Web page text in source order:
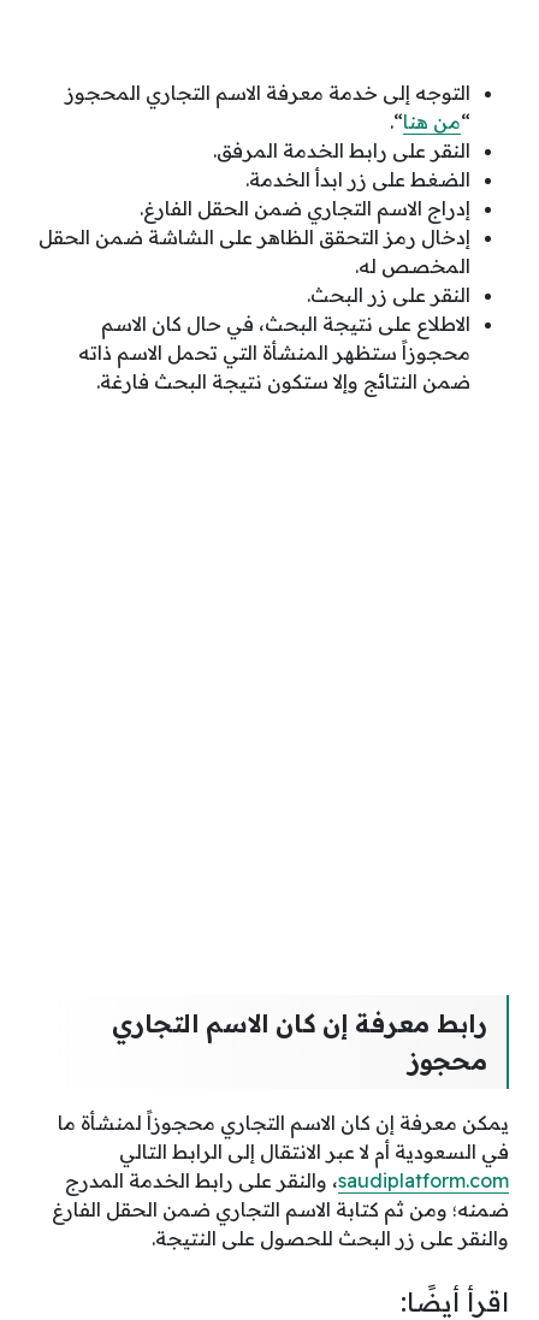
التوجه إلى خدمة معرفة الاسم التجاري المحجوز
“من هنا“.
النقر على رابط الخدمة المرفق.
الضغط على زر ابدأ الخدمة.
إدراج الاسم التجاري ضمن الحقل الفارغ.
إدخال رمز التحقق الظاهر على الشاشة ضمن الحقل
المخصص له.
النقر على زر البحث.
الاطلاع على نتيجة البحث، في حال كان الاسم
محجوزاً ستظهر المنشأة التي تحمل الاسم ذاته
ضمن النتائج وإلا ستكون نتيجة البحث فارغة.
رابط معرفة إن كان الاسم التجاري
محجوز
يمكن معرفة إن كان الاسم التجاري محجوزاً لمنشأة ما
في السعودية أم لا عبر الانتقال إلى الرابط التالي
saudiplatform.com، والنقر على رابط الخدمة المدرج
ضمنه؛ ومن ثم كتابة الاسم التجاري ضمن الحقل الفارغ
والنقر على زر البحث للحصول على النتيجة.
اقرأ أيضًا: